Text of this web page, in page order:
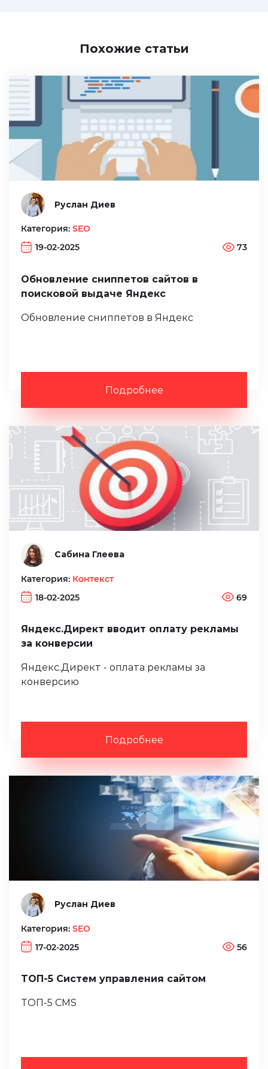
Похожие статьи
Руслан Диев
Категория: SEO
19-02-2025
73
Обновление сниппетов сайтов в
поисковой выдаче Яндекс
Обновление сниппетов в Яндекс
Подробнее
Сабина Глеева
Категория: Контекст
18-02-2025
69
Яндекс.Директ вводит оплату рекламы
за конверсии
Яндекс.Директ - оплата рекламы за
конверсию
Подробнее
Руслан Диев
Категория: SEO
17-02-2025
56
ТОП-5 Систем управления сайтом
ТОП-5 CMS